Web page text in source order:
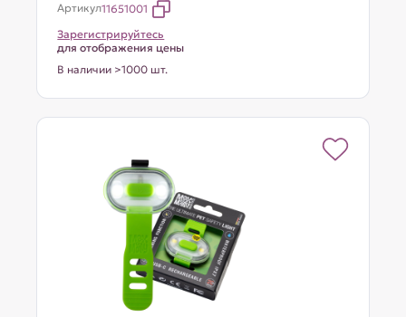
Артикул11651001
Зарегистрируйтесь
для отображения цены
В наличии >1000 шт.